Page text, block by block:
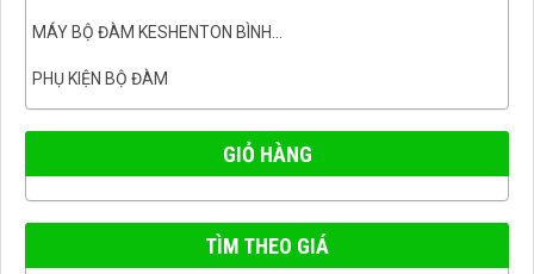
MÁY BỘ ĐÀM KESHENTON BÌNH...
PHỤ KIỆN BỘ ĐÀM
GIỎ HÀNG
TÌM THEO GIÁ